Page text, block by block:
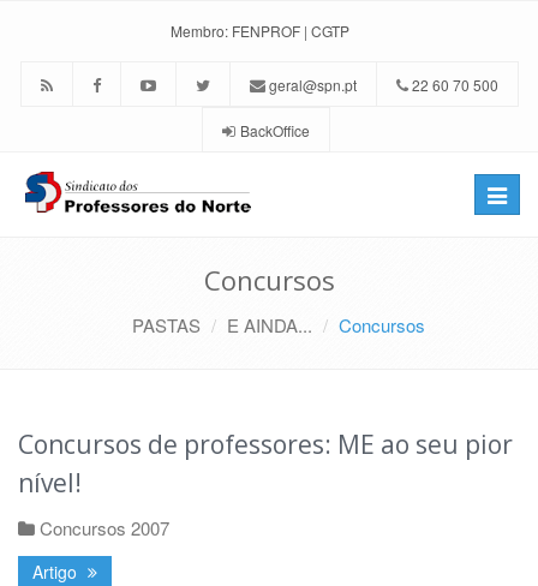
Membro: FENPROF | CGTP
geral@spn.pt 22 60 70 500
BackOffice
Toggle
Concursos
PASTAS E AINDA... Concursos
Concursos de professores: ME ao seu pior
nível!
Concursos 2007
Artigo